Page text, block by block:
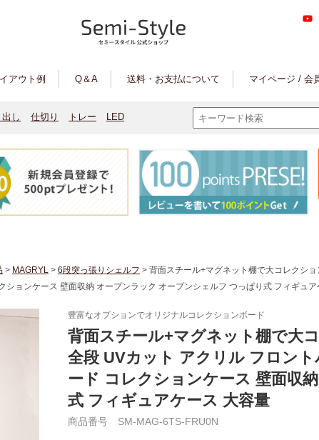
アウト例 Q＆A 送料・お支払について マイページ / 会
し 仕切り トレー LED
> MAGRYL > 6段突っ張りシェルフ > 背面スチール+マグネット棚で大コレクシ
ションケース 壁面収納 オープンラック オープンシェルフ つっぱり式 フィギュ
豊富なオプションでオリジナルコレクションボード
背面スチール+マグネット棚で大
全段 UVカット アクリル フロン
ード コレクションケース 壁面収
式 フィギュアケース 大容量
商品番号 SM-MAG-6TS-FRU0N